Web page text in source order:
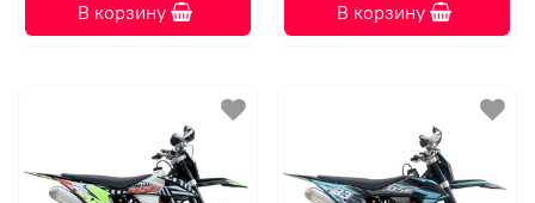
В корзину В корзину